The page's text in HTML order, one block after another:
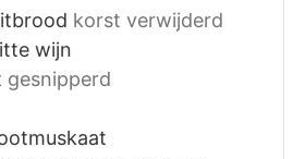
korst verwijderd
wijn
gesnipperd